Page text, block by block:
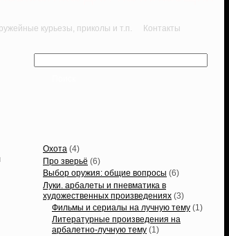
курьезы, приколы и т.п. Контакты
Охота (4)
Про зверьё (6)
Выбор оружия: общие вопросы (6)
Луки. арбалеты и пневматика в
художественных произведениях (3)
Фильмы и сериалы на лучную тему (1)
Литературные произведения на
арбалетно-лучную тему (1)